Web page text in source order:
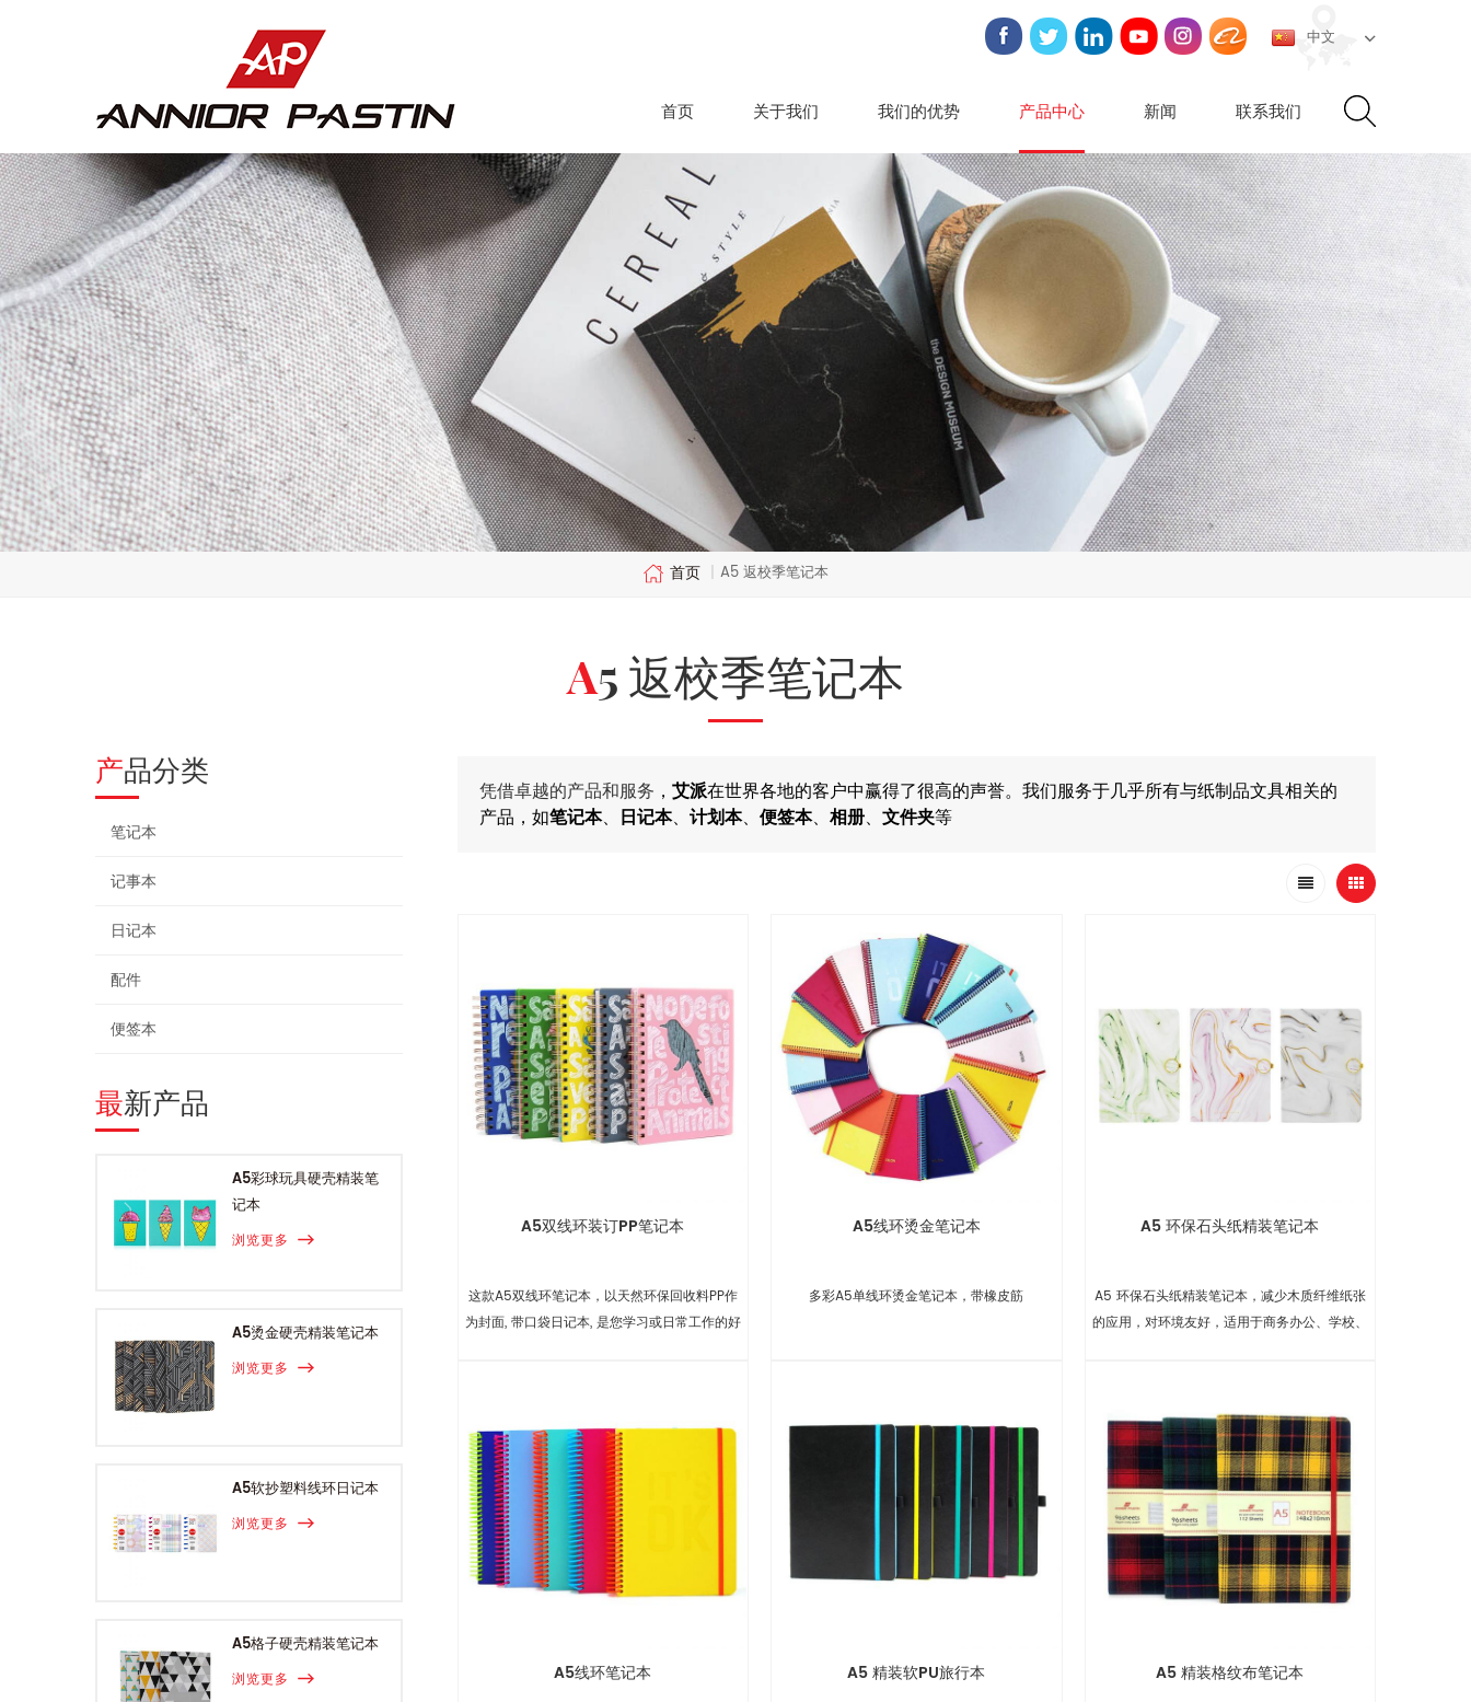
中文
首页 关于我们 我们的优势 产品中心 新闻 联系我们
首页 | A5 返校季笔记本
A5 返校季笔记本
产品分类
笔记本
记事本
日记本
配件
便签本
最新产品
A5彩球玩具硬壳精装笔
记本
浏览更多
A5烫金硬壳精装笔记本
浏览更多
A5软抄塑料线环日记本
浏览更多
A5格子硬壳精装笔记本
浏览更多
凭借卓越的产品和服务 ， 艾派在世界各地的客户中赢得了很高的声誉。我们服务于几乎所有与纸制品文具相关的
产品，如笔记本、 日记本、 计划本、 便签本、 相册、 文件夹等
A5双线环装订PP笔记本
这款A5双线环笔记本，以天然环保回收料PP作
为封面, 带口袋日记本, 是您学习或日常工作的好
A5线环烫金笔记本
多彩A5单线环烫金笔记本，带橡皮筋
A5 环保石头纸精装笔记本
A5 环保石头纸精装笔记本，减少木质纤维纸张
的应用，对环境友好，适用于商务办公、学校、
A5线环笔记本 A5 精装软PU旅行本 A5 精装格纹布笔记本